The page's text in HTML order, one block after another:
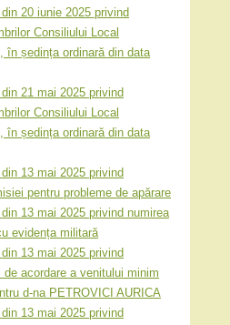
20 iunie 2025 privind
Consiliului Local
în ședința ordinară din data
21 mai 2025 privind
Consiliului Local
în ședința ordinară din data
13 mai 2025 privind
pentru probleme de apărare
13 mai 2025 privind numirea
evidența militară
13 mai 2025 privind
de acordare a venitului minim
d-na PETROVICI AURICA
13 mai 2025 privind